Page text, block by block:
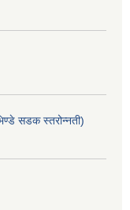
सडक स्तरोन्नती)